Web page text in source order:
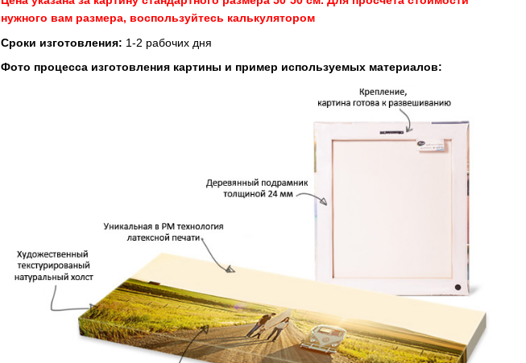
нужного вам размера, воспользуйтесь калькулятором
Сроки изготовления: 1-2 рабочих дня
Фото процесса изготовления картины и пример используемых материалов: